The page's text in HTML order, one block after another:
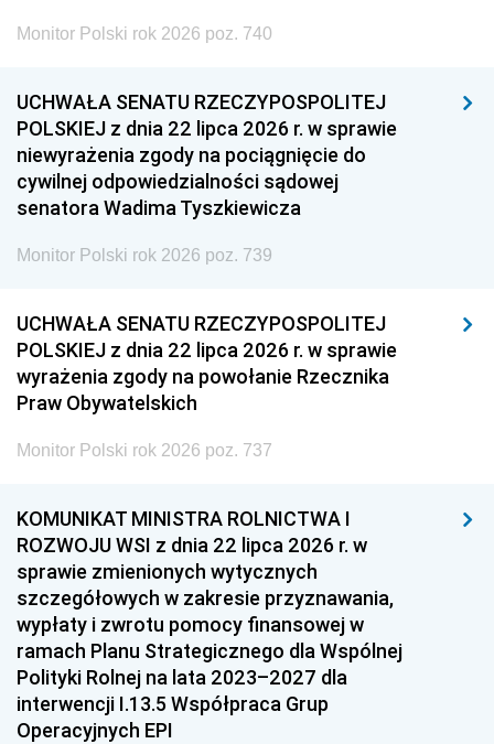
Monitor Polski rok 2026 poz. 740
UCHWAŁA SENATU RZECZYPOSPOLITEJ
POLSKIEJ z dnia 22 lipca 2026 r. w sprawie
niewyrażenia zgody na pociągnięcie do
cywilnej odpowiedzialności sądowej
senatora Wadima Tyszkiewicza
Monitor Polski rok 2026 poz. 739
UCHWAŁA SENATU RZECZYPOSPOLITEJ
POLSKIEJ z dnia 22 lipca 2026 r. w sprawie
wyrażenia zgody na powołanie Rzecznika
Praw Obywatelskich
Monitor Polski rok 2026 poz. 737
KOMUNIKAT MINISTRA ROLNICTWA I
ROZWOJU WSI z dnia 22 lipca 2026 r. w
sprawie zmienionych wytycznych
szczegółowych w zakresie przyznawania,
wypłaty i zwrotu pomocy finansowej w
ramach Planu Strategicznego dla Wspólnej
Polityki Rolnej na lata 2023–2027 dla
interwencji I.13.5 Współpraca Grup
Operacyjnych EPI